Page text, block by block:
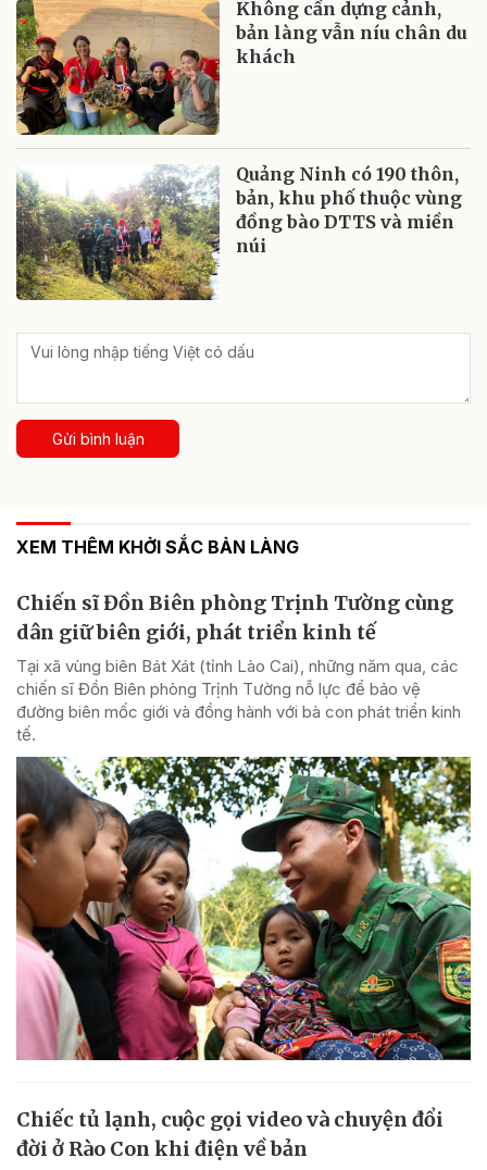
Không cần dựng cảnh,
bản làng vẫn níu chân du
khách
Quảng Ninh có 190 thôn,
bản, khu phố thuộc vùng
đồng bào DTTS và miền
núi
Gửi bình luận
XEM THÊM KHỞI SẮC BẢN LÀNG
Chiến sĩ Đồn Biên phòng Trịnh Tường cùng
dân giữ biên giới, phát triển kinh tế
Tại xã vùng biên Bát Xát (tỉnh Lào Cai), những năm qua, các
chiến sĩ Đồn Biên phòng Trịnh Tường nỗ lực để bảo vệ
đường biên mốc giới và đồng hành với bà con phát triển kinh
tế.
Chiếc tủ lạnh, cuộc gọi video và chuyện đổi
đời ở Rào Con khi điện về bản